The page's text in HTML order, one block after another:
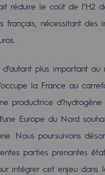
ce que la
partenaire de
: Enjeux et
d'hydrogène
d'hydrogène
réduire le coût de l’H2
français, nécessitant des
d’autant plus important
la France au
productrice
Europe du Nord
Nous poursuivons
parties prenantes
intégrer cet enjeu dans